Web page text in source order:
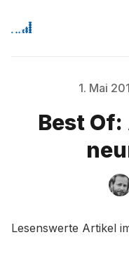
Signup
Bitte geben
1. Mai
Best
Lesenswerte Artikel